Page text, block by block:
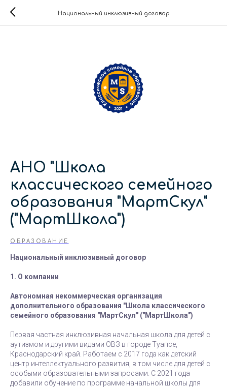
Национальный инклюзивный договор
АНО "Школа
классического семейного
образования "МартСкул"
("МартШкола")
ОБРАЗОВАНИЕ
Национальный инклюзивный договор
1. О компании
Автономная некоммерческая организация
дополнительного образования "Школа классического
семейного образования "МартСкул" ("МартШкола")
Первая частная инклюзивная начальная школа для детей с
аутизмом и другими видами ОВЗ в городе Туапсе,
Краснодарский край. Работаем с 2017 года как детский
центр интеллектуального развития, в том числе для детей с
особыми образовательными запросами. С 2021 года
добавили обучение по программе начальной школы для